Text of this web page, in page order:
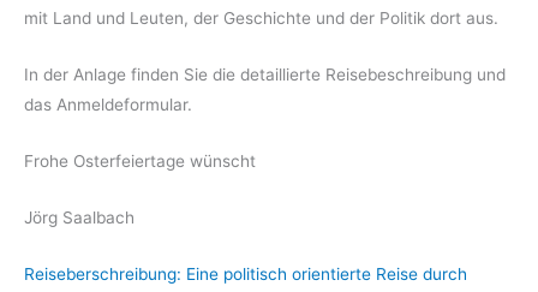
mit Land und Leuten, der Geschichte und der Politik dort aus.
In der Anlage finden Sie die detaillierte Reisebeschreibung und
das Anmeldeformular.
Frohe Osterfeiertage wünscht
Jörg Saalbach
Reiseberschreibung: Eine politisch orientierte Reise durch